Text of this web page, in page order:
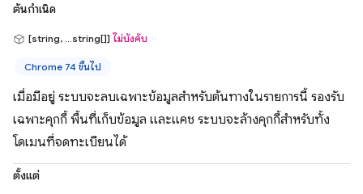
ต้นกำเนิด
[string, ...string[]] ไม่บังคับ
Chrome 74 ขึ้นไป
เมื่อมีอยู่ ระบบจะลบเฉพาะข้อมูลสำหรับต้นทางในรายการนี้ รองรับ
เฉพาะคุกกี้ พื้นที่เก็บข้อมูล และแคช ระบบจะล้างคุกกี้สำหรับทั้ง
โดเมนที่จดทะเบียนได้
ตั้งแต่